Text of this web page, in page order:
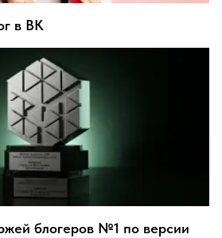
в ВК
блогеров №1 по версии